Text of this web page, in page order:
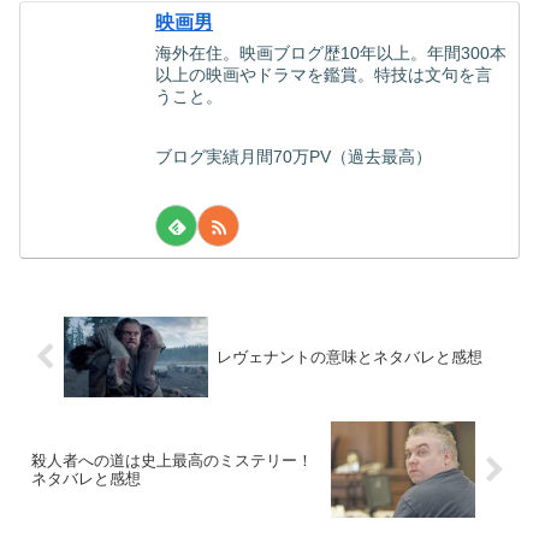
映画男
海外在住。映画ブログ歴10年以上。年間300本
以上の映画やドラマを鑑賞。特技は文句を言
うこと。
ブログ実績月間70万PV（過去最高）
レヴェナントの意味とネタバレと感想
殺人者への道は史上最高のミステリー！
ネタバレと感想